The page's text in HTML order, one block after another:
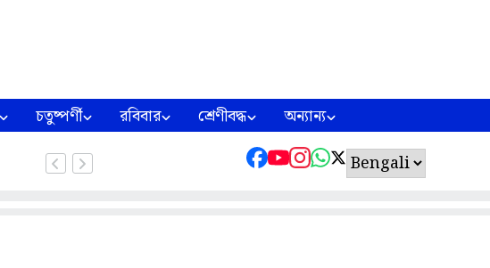
চতুষ্পর্ণী রবিবার শ্রেণীবদ্ধ অন্যান্য